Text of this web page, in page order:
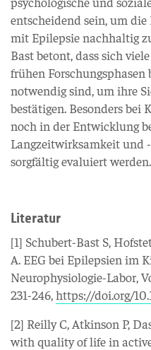
entscheidend sein, um
mit Epilepsie nachhaltig
Bast betont, dass sich
frühen
notwendig sind, um ihre
bestätigen. Besonders bei
noch in der Entwicklung
Langzeitwirksamkeit und
sorgfältig evaluiert werden.
Literatur
[1] Schubert-Bast S,
A. EEG bei Epilepsien im
Neurophysiologie-Labor,
231-246,https://doi.org/
[2] Reilly C, Atkinson P,
with quality of life in